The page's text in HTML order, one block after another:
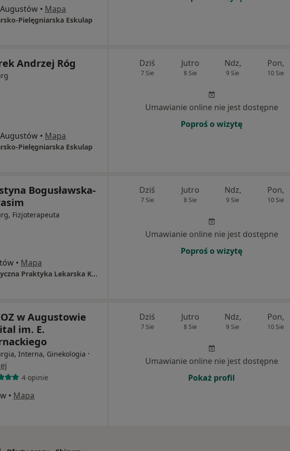
• Mapa
Pielęgniarska Eskulap
Andrzej Róg
• Mapa
Pielęgniarska Eskulap
Dziś
7 Sie
Jutro
8 Sie
Ndz,
9 Sie
Pon,
10 Sie
Umawianie online nie jest dostępne
Poproś o wizytę
Bogusławska-
Fizjoterapeuta
• Mapa
Indywidualna Specjalistyczna Praktyka Lekarska Krystyna Bogusławska Harasim
Dziś
7 Sie
Jutro
8 Sie
Ndz,
9 Sie
Pon,
10 Sie
Umawianie online nie jest dostępne
Poproś o wizytę
w Augustowie
im. E.
Interna, Ginekologia ·
4 opinie
• Mapa
Dziś
7 Sie
Jutro
8 Sie
Ndz,
9 Sie
Pon,
10 Sie
Umawianie online nie jest dostępne
Pokaż profil